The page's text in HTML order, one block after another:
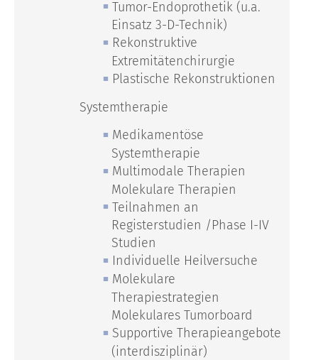
Tumor-Endoprothetik (u.a.
Einsatz 3-D-Technik)
Rekonstruktive
Extremitätenchirurgie
Plastische Rekonstruktionen
Systemtherapie
Medikamentöse
Systemtherapie
Multimodale Therapien
Molekulare Therapien
Teilnahmen an
Registerstudien /Phase I-IV
Studien
Individuelle Heilversuche
Molekulare
Therapiestrategien
Molekulares Tumorboard
Supportive Therapieangebote
(interdisziplinär)